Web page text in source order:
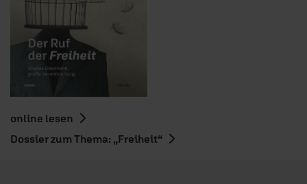
online lesen
Dossier zum Thema: „Freiheit“